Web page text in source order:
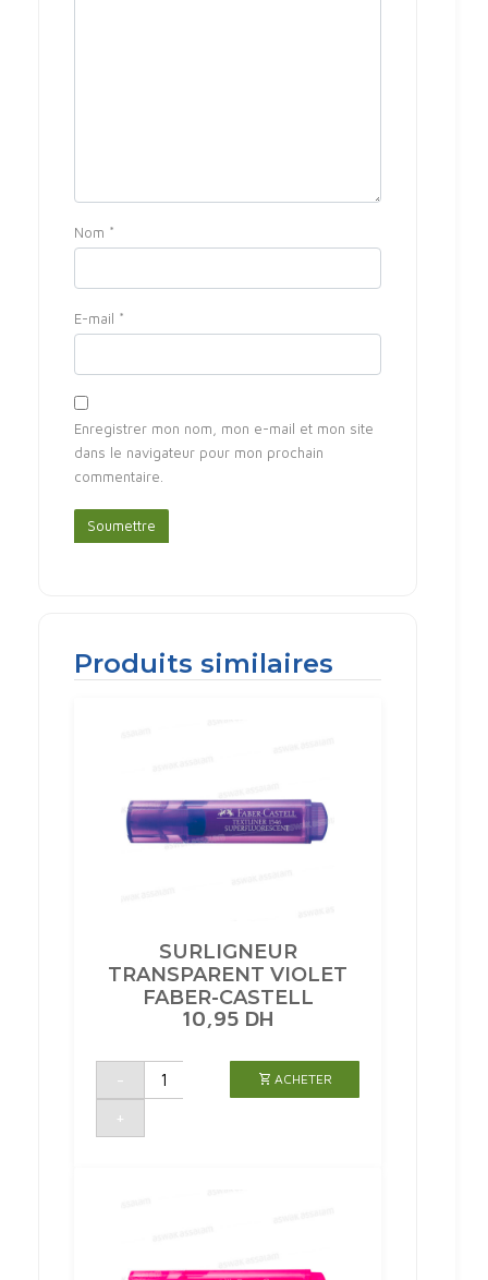
Nom *
E-mail *
Enregistrer mon nom, mon e-mail et mon site
dans le navigateur pour mon prochain
commentaire.
Produits similaires
SURLIGNEUR
TRANSPARENT VIOLET
FABER-CASTELL
10,95 DH
-
quantité
SURLIGNEUR
FABER-
+
ACHETER